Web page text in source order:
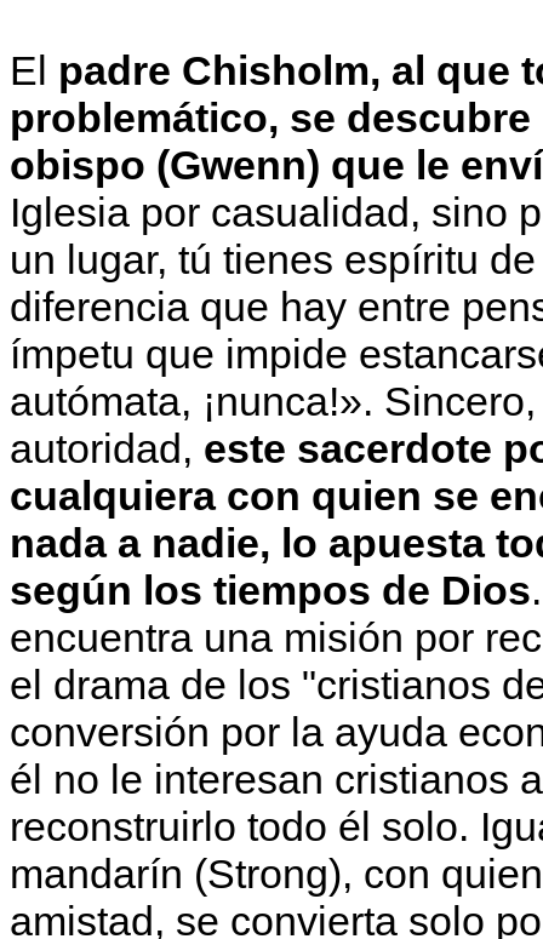
El padre Chisholm, al que
problemático, se
obispo (Gwenn) que le
Iglesia por casualidad, sino
un lugar, tú tienes espíritu
diferencia que hay entre
ímpetu que impide
autómata, ¡nunca!».
autoridad, este sacerdote
cualquiera con quien se
nada a nadie, lo apuesta
según los tiempos de Dios
encuentra una misión por
el drama de los "cristianos
conversión por la ayuda
él no le interesan cristianos
reconstruirlo todo él solo.
mandarín (Strong), con
amistad, se convierta solo